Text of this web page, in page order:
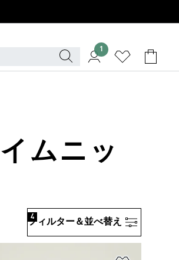
1
ムニッ
フィルター＆並べ替え
4